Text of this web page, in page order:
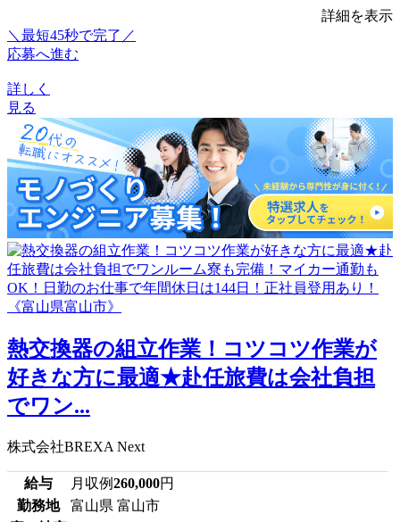
詳細を表示
＼最短45秒で完了／
応募へ進む
詳しく
見る
熱交換器の組立作業！コツコツ作業が
好きな方に最適★赴任旅費は会社負担
でワン...
株式会社BREXA Next
給与 月収例260,000円
勤務地
富山県 富山市